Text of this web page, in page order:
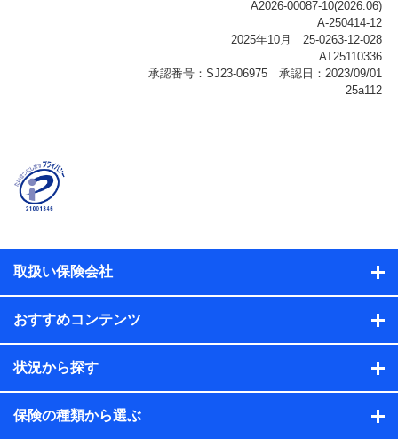
ご契約状態・ご利用履歴インターネット利用時の行動に
関する情報、アプリケーション利用時の行動に関する情
報、購入されたサービスや商品の名称・購入場所・決済
に関する情報、アンケートの回答に関する情報などが含
名、住所、生年月日、性別、保険契約者と被保険者の関
係、保険加入の目的、保険商品の内容、保険料、保険料
のお支払方法、車のメーカーや走行距離などの情報、建
ル内容や送信履歴の情報及び保険の更改案内等を提供し
保険契約情報
当社または株式会社NTTドコモ・フィナンシャルグルー
プが取得し、又は保有する保険契約に関する情報。例と
して、保険契約者及び被保険者の氏名、住所、生年月
日、性別、保険契約者と被保険者の関係、保険加入の目
的、保険商品の内容、保険料、保険料のお支払方法、車
のメーカーや走行距離などの情報、建物の構造や築年数
取扱い保険会社
おすすめコンテンツ
状況から探す
保険の種類から選ぶ